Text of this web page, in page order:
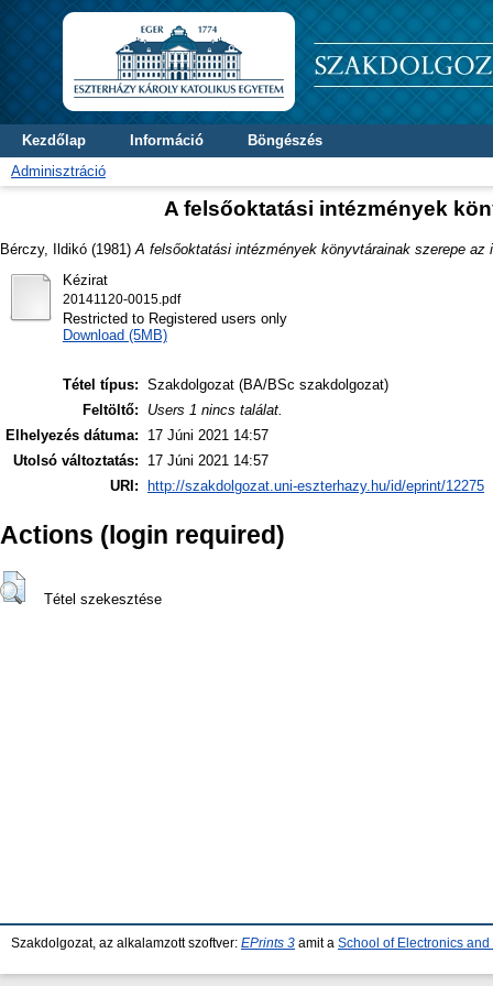
Kezdőlap Információ
Böngészés
Adminisztráció
A felsőoktatási intézmények
Bérczy, Ildikó (1981) A felsőoktatási intézmények könyvtárainak szerepe az
Kézirat
20141120-0015.pdf
Restricted to Registered users only
Download (5MB)
Tétel típus: Szakdolgozat (BA/BSc szakdolgozat)
Feltöltő:
Users 1 nincs találat.
Elhelyezés dátuma:
17 Júni 2021 14:57
Utolsó változtatás:
17 Júni 2021 14:57
URI:
http://szakdolgozat.uni-eszterhazy.hu/id/eprint/12275
Actions (login required)
Tétel szekesztése
Szakdolgozat, az alkalamzott szoftver: EPrints 3 amit a School of Electronics